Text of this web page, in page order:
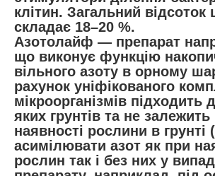
клітин. Загальний відсоток
складає 18–20 %.
Азотолайф — препарат
що виконує функцію
вільного азоту в орному
рахунок уніфікованого
мікроорганізмів підходить
яких грунтів та не залежить
наявності рослини в грунті
асимілювати азот як при
рослин так і без них у